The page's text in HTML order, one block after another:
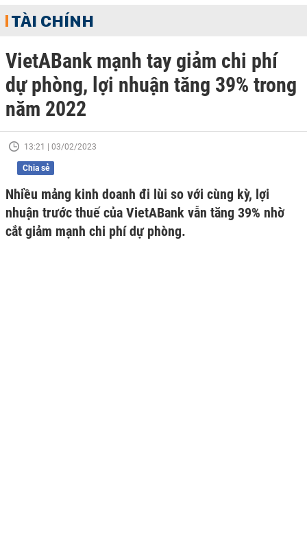
TÀI CHÍNH
VietABank mạnh tay giảm chi phí
dự phòng, lợi nhuận tăng 39% trong
năm 2022
13:21 | 03/02/2023
Chia sẻ
Nhiều mảng kinh doanh đi lùi so với cùng kỳ, lợi
nhuận trước thuế của VietABank vẫn tăng 39% nhờ
cắt giảm mạnh chi phí dự phòng.